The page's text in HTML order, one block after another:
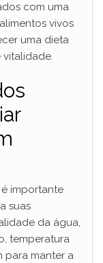
com uma
vivos
uma dieta
vitalidade.
importante
suas
da água,
temperatura
para manter a